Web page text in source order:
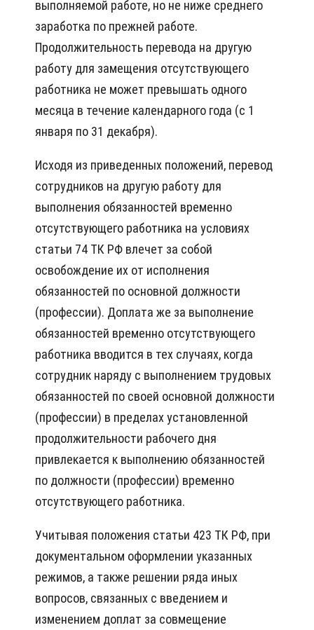
выполняемой работе, но не ниже среднего
заработка по прежней работе.
Продолжительность перевода на другую
работу для замещения отсутствующего
работника не может превышать одного
месяца в течение календарного года (с 1
января по 31 декабря).
Исходя из приведенных положений, перевод
сотрудников на другую работу для
выполнения обязанностей временно
отсутствующего работника на условиях
статьи 74 ТК РФ влечет за собой
освобождение их от исполнения
обязанностей по основной должности
(профессии). Доплата же за выполнение
обязанностей временно отсутствующего
работника вводится в тех случаях, когда
сотрудник наряду с выполнением трудовых
обязанностей по своей основной должности
(профессии) в пределах установленной
продолжительности рабочего дня
привлекается к выполнению обязанностей
по должности (профессии) временно
отсутствующего работника.
Учитывая положения статьи 423 ТК РФ, при
документальном оформлении указанных
режимов, а также решении ряда иных
вопросов, связанных с введением и
изменением доплат за совмещение